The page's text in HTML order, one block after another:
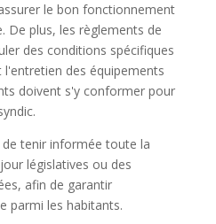
le bon fonctionnement
De plus, les règlements de
des conditions spécifiques
des équipements
doivent s'y conformer pour
tenir informée toute la
législatives ou des
afin de garantir
parmi les habitants.